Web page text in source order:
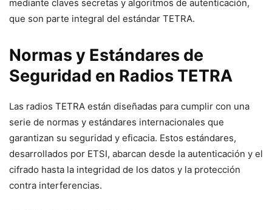
mediante claves secretas y algoritmos de autenticación,
que son parte integral del estándar TETRA.
Normas y Estándares de
Seguridad en Radios TETRA
Las radios TETRA están diseñadas para cumplir con una
serie de normas y estándares internacionales que
garantizan su seguridad y eficacia. Estos estándares,
desarrollados por ETSI, abarcan desde la autenticación y el
cifrado hasta la integridad de los datos y la protección
contra interferencias.